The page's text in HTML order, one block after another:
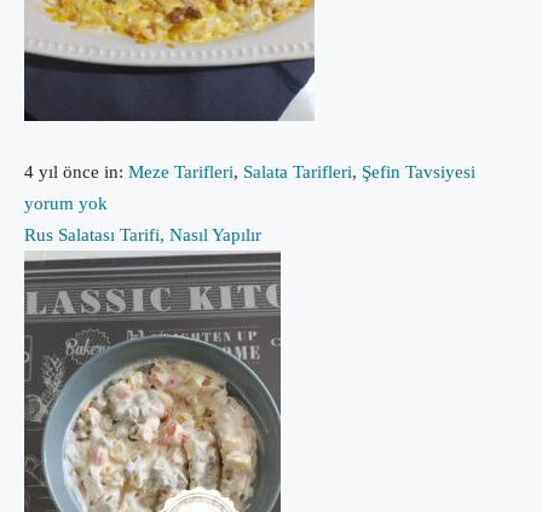
4 yıl önce in: Meze Tarifleri, Salata Tarifleri, Şefin Tavsiyesi
yorum yok
Rus Salatası Tarifi, Nasıl Yapılır